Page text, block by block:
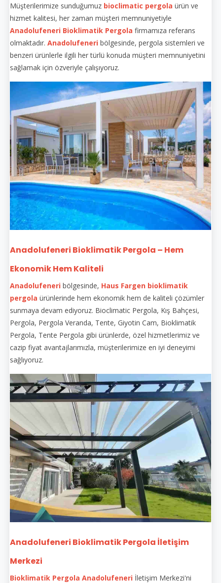
Müşterilerimize sunduğumuz bioclimatic pergola ürün ve
hizmet kalitesi, her zaman müşteri memnuniyetiyle
Anadolufeneri Bioklimatik Pergola firmamıza referans
olmaktadır. Anadolufeneri bölgesinde, pergola sistemleri ve
benzeri ürünlerle ilgili her türlü konuda müşteri memnuniyetini
sağlamak için özveriyle çalışıyoruz.
Anadolufeneri Bioklimatik Pergola – Hem
Ekonomik Hem Kaliteli
Anadolufeneri bölgesinde, Haus Fargen bioklimatik
pergola ürünlerinde hem ekonomik hem de kaliteli çözümler
sunmaya devam ediyoruz. Bioclimatic Pergola, Kış Bahçesi,
Pergola, Pergola Veranda, Tente, Giyotin Cam, Bioklimatik
Pergola, Tente Pergola gibi ürünlerde, özel hizmetlerimiz ve
cazip fiyat avantajlarımızla, müşterilerimize en iyi deneyimi
sağlıyoruz.
Anadolufeneri Bioklimatik Pergola İletişim
Merkezi
Bioklimatik Pergola Anadolufeneri İletişim Merkezi'ni